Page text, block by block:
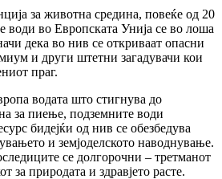
за животна средина, повеќе од 20
води во Европската Унија се во лоша
дека во нив се откриваат опасни
и други штетни загадувачи кои
праг.
водата што стигнува до
за пиење, подземните води
бидејќи од нив се обезбедува
и земјоделското наводнување.
се долгорочни – третманот
за природата и здравјето расте.